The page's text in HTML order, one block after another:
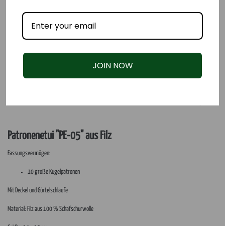
Patronenetui "PE-05" aus Filz
Fassungsvermögen:
10 große Kugelpatronen
Mit Deckel und Gürtelschlaufe
Material: Filz aus 100 % Schafschurwolle
JOIN NOW